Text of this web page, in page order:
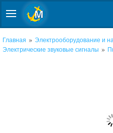
Главная » Электрооборудование и
Электрические звуковые сигналы »